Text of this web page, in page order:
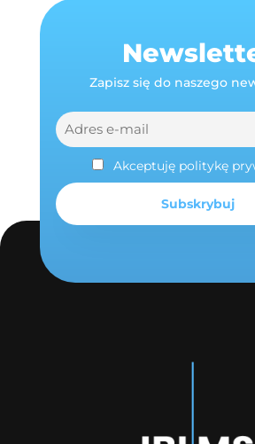
Zapisz się do naszego
Akceptuję politykę